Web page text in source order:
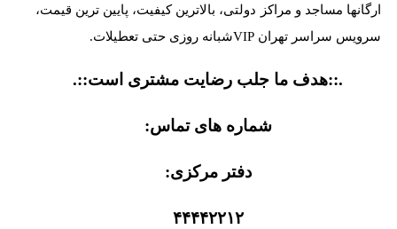
ارگانها مساجد و مراکز دولتی، بالاترین کیفیت، پایین ترین قیمت،
سرویس سراسر تهران VIPشبانه روزی حتی تعطیلات.
.::هدف ما جلب رضایت مشتری است::.
شماره های تماس:
دفتر مرکزی:
۴۴۴۴۲۲۱۲